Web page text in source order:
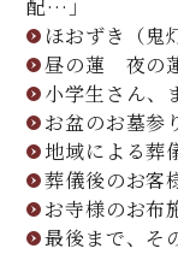
配…」
ほおずき（鬼
昼の蓮 夜の
小学生さん、
お盆のお墓参
地域による葬
葬儀後のお客
お寺様のお布
最後まで、そ